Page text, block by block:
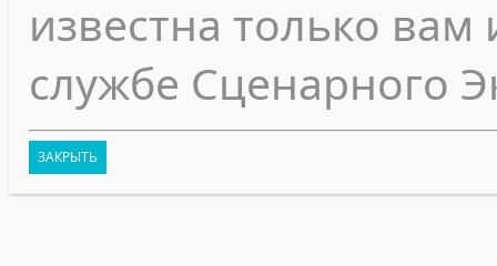
известна только
службе Сценарного
ЗАКРЫТЬ